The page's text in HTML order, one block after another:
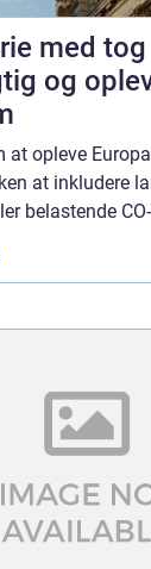
med tog
og
at opleve
at inkludere
belastende